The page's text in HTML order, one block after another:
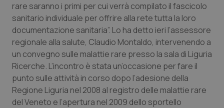
Basilicata
Calabria
Campania
Emilia-Romagna
Artrite & artrosi
Asma & BPCO
Car-T
Colesterolo & coronaropatie
QS Club Newsletter
rare saranno i primi per cui verrà compilato il fascicolo
sanitario individuale per offrire alla rete tutta la loro
documentazione sanitaria”. Lo ha detto ieri l’assessore
regionale alla salute, Claudio Montaldo, intervenendo a
un convegno sulle malattie rare presso la sala di Liguria
Ricerche. L’incontro è stata un’occasione per fare il
punto sulle attività in corso dopo l’adesione della
Regione Liguria nel 2008 al registro delle malattie rare
del Veneto e l’apertura nel 2009 dello sportello